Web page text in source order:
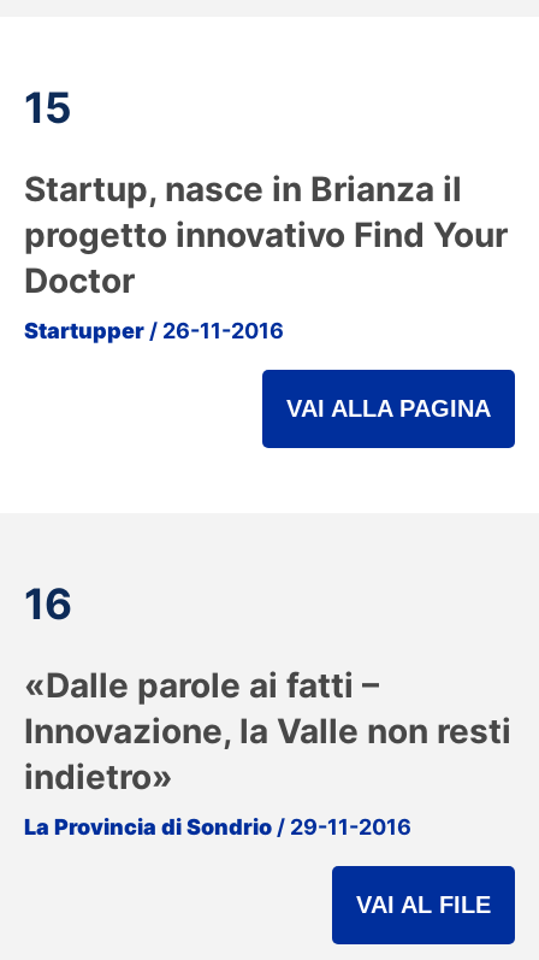
15
Startup, nasce in Brianza il
progetto innovativo Find Your
Doctor
Startupper / 26-11-2016
VAI ALLA PAGINA
16
«Dalle parole ai fatti –
Innovazione, la Valle non resti
indietro»
La Provincia di Sondrio / 29-11-2016
VAI AL FILE